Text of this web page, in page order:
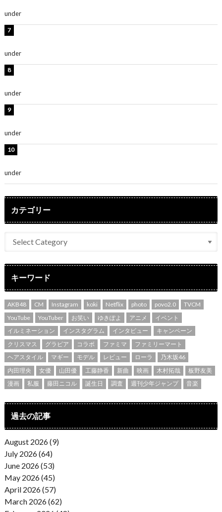
under
under
under
under
under
カテゴリー
キーワード
AKB48 CM Instagram koki Netflix photo povo2.0
TVCM
YouTube
YouTuber お笑い ゆきぽよ アニメ
イベント
イルミネーション
インスタグラム インタビュー
キャンペーン
クリスマス
グラビア コラボ ファミマ
ファミリーマート
ヘアスタイル
マギー モデル レビュー ローラ
乃木坂46
内田理央
女優 山田優 工藤静香 新曲 映画 木村拓哉
板野友美
漫画
私服 藤田ニコル 誕生日 調査 週刊少年ジャンプ 音楽
過去の記事
August 2026 (9)
July 2026 (64)
June 2026 (53)
May 2026 (45)
April 2026 (57)
March 2026 (62)